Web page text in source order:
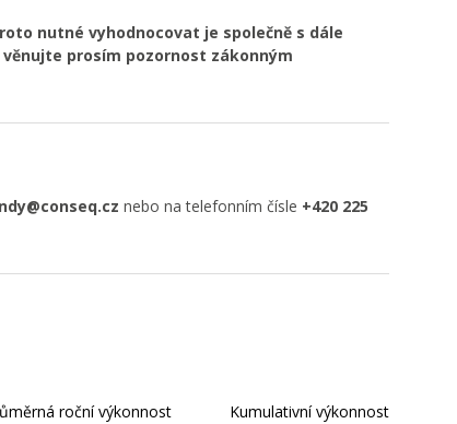
nutné vyhodnocovat je společně s dále
prosím pozornost zákonným
nebo na telefonním čísle +420 225
roční výkonnost Kumulativní výkonnost